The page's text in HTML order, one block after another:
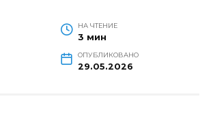
НА ЧТЕНИЕ
3 мин
ОПУБЛИКОВАНО
29.05.2026